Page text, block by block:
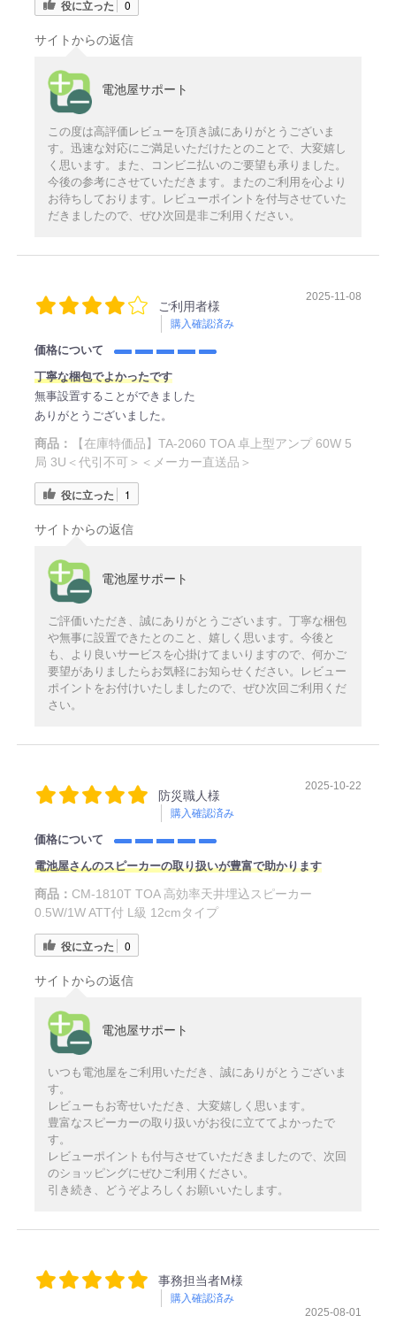
役に立った 0
サイトからの返信
電池屋サポート
この度は高評価レビューを頂き誠にありがとうございま
す。迅速な対応にご満足いただけたとのことで、大変嬉し
く思います。また、コンビニ払いのご要望も承りました。
今後の参考にさせていただきます。またのご利用を心より
お待ちしております。レビューポイントを付与させていた
だきましたので、ぜひ次回是非ご利用ください。
ご利用者様
購入確認済み
2025-11-08
価格について
丁寧な梱包でよかったです
無事設置することができました
ありがとうございました。
商品：
【在庫特価品】TA-2060 TOA 卓上型アンプ 60W 5
局 3U＜代引不可＞＜メーカー直送品＞
役に立った 1
サイトからの返信
電池屋サポート
ご評価いただき、誠にありがとうございます。丁寧な梱包
や無事に設置できたとのこと、嬉しく思います。今後と
も、より良いサービスを心掛けてまいりますので、何かご
要望がありましたらお気軽にお知らせください。レビュー
ポイントをお付けいたしましたので、ぜひ次回ご利用くだ
さい。
防災職人様
購入確認済み
2025-10-22
価格について
電池屋さんのスピーカーの取り扱いが豊富で助かります
商品： CM-1810T TOA 高効率天井埋込スピーカー
0.5W/1W ATT付 L級 12cmタイプ
役に立った 0
サイトからの返信
電池屋サポート
いつも電池屋をご利用いただき、誠にありがとうございま
す。
レビューもお寄せいただき、大変嬉しく思います。
豊富なスピーカーの取り扱いがお役に立ててよかったで
す。
レビューポイントも付与させていただきましたので、次回
のショッピングにぜひご利用ください。
引き続き、どうぞよろしくお願いいたします。
事務担当者M様
購入確認済み
2025-08-01